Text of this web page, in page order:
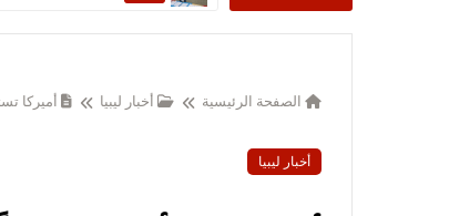
الصفحة الرئيسية أخبار ليبيا أميركا
أخبار ليبيا